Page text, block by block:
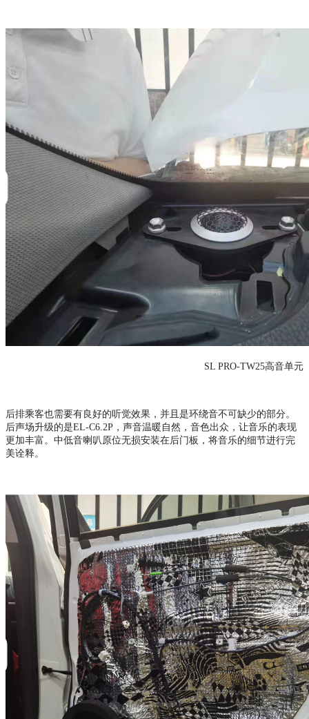
SL PRO-TW25高音单元
后排乘客也需要有良好的听觉效果，并且是环绕音不可缺少的部分。
后声场升级的是EL-C6.2P，声音温暖自然，音色出众，让音乐的表现
更加丰富。中低音喇叭原位无损安装在后门板，将音乐的细节进行完
美诠释。